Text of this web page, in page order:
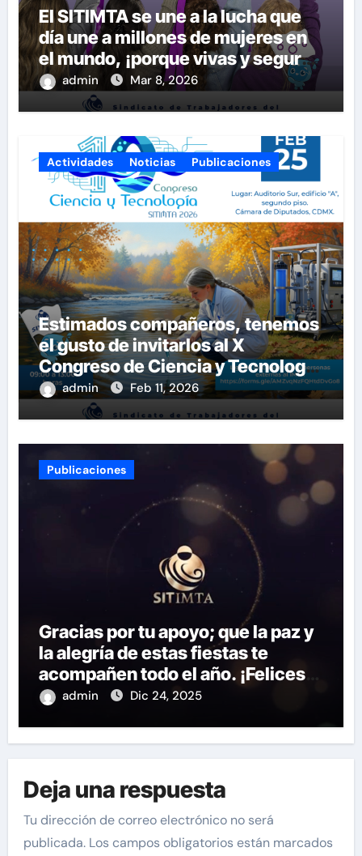
El SITIMTA se une a la lucha que
día une a millones de mujeres en
el mundo, ¡porque vivas y seguras
nos queremos!
admin Mar 8, 2026
Actividades Noticias Publicaciones
Estimados compañeros, tenemos
el gusto de invitarlos al X
Congreso de Ciencia y Tecnología
del SITIMTA. Si gustan
acompañarnos, dejamos la liga
admin Feb 11, 2026
Publicaciones
Gracias por tu apoyo; que la paz y
la alegría de estas fiestas te
acompañen todo el año. ¡Felices
fiestas y próspero 2025!
admin Dic 24, 2025
Deja una respuesta
Tu dirección de correo electrónico no será
publicada. Los campos obligatorios están marcados